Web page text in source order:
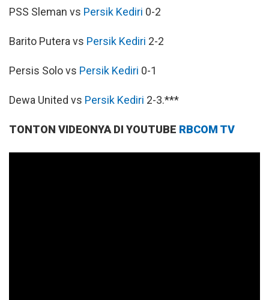
PSS Sleman vs Persik Kediri 0-2
Barito Putera vs Persik Kediri 2-2
Persis Solo vs Persik Kediri 0-1
Dewa United vs Persik Kediri 2-3.***
TONTON VIDEONYA DI YOUTUBE RBCOM TV